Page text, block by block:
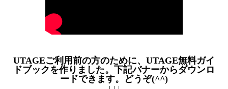
UTAGEご利用前の方のために、UTAGE無料ガイ
ドブックを作りました。下記バナーからダウンロ
ードできます。どうぞ(^^)